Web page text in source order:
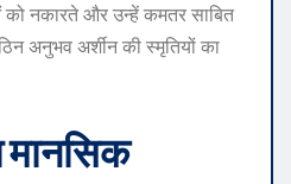
नकारते और उन्हें कमतर साबित
अनुभव अर्शीन की स्मृतियों का